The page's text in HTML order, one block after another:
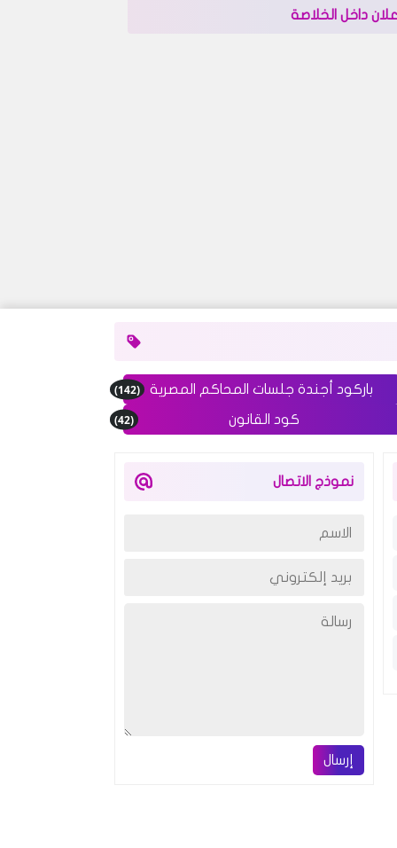
اعلان داخل الخلاصة
باركود أجندة جلسات المحاكم المصرية (142)
كود القانون (42)
نموذج الاتصال
إرسال